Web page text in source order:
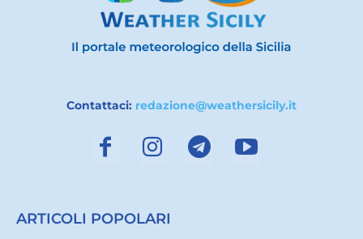
Contattaci: redazione@weathersicily.it
ARTICOLI POPOLARI